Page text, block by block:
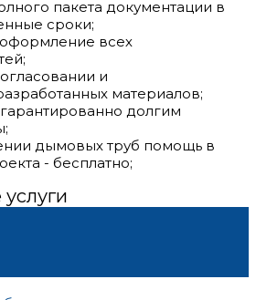
пакета документации в
сроки;
всех
и
материалов;
долгим
дымовых труб помощь в
- бесплатно;